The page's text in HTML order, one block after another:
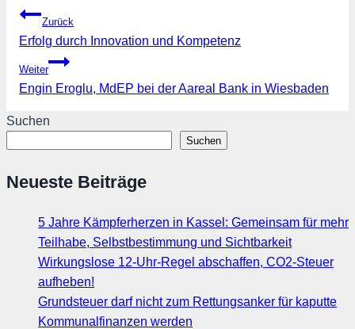
Beitragsnavigation
Zurück
Erfolg durch Innovation und Kompetenz
Weiter
Engin Eroglu, MdEP bei der Aareal Bank in Wiesbaden
Suchen
Suchen
Neueste Beiträge
5 Jahre Kämpferherzen in Kassel: Gemeinsam für mehr
Teilhabe, Selbstbestimmung und Sichtbarkeit
Wirkungslose 12-Uhr-Regel abschaffen, CO2-Steuer
aufheben!
Grundsteuer darf nicht zum Rettungsanker für kaputte
Kommunalfinanzen werden